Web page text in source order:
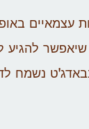
עצמאיים
להגיע
נשמח